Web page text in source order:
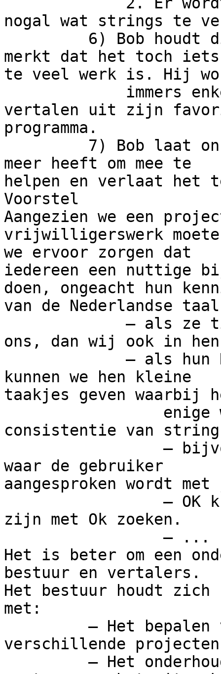
nogal wat strings te
merkt dat het toch
te veel werk is. Hij
vertalen uit zijn
programma.
meer heeft om mee te
helpen en verlaat het
Voorstel
Aangezien we een
vrijwilligerswerk
we ervoor zorgen dat
iedereen een nuttige
doen, ongeacht hun
van de Nederlandse
ons, dan wij ook in hen
kunnen we hen kleine
taakjes geven waarbij
consistentie van
waar de gebruiker
aangesproken wordt
zijn met Ok zoeken.
Het is beter om een
bestuur en vertalers.
Het bestuur houdt zich
met:
verschillende projecten